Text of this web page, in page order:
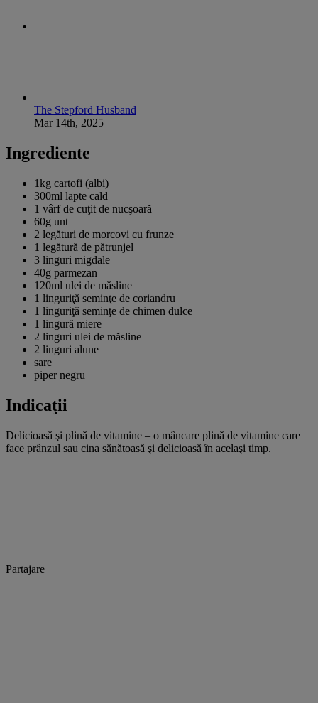
The Stepford Husband
Mar 14th, 2025
Ingrediente
1kg cartofi (albi)
300ml lapte cald
1 vârf de cuţit de nucşoară
60g unt
2 legături de morcovi cu frunze
1 legătură de pătrunjel
3 linguri migdale
40g parmezan
120ml ulei de măsline
1 linguriţă seminţe de coriandru
1 linguriţă seminţe de chimen dulce
1 lingură miere
2 linguri ulei de măsline
2 linguri alune
sare
piper negru
Indicaţii
Delicioasă şi plină de vitamine – o mâncare plină de vitamine care
face prânzul sau cina sănătoasă şi delicioasă în acelaşi timp.
Partajare